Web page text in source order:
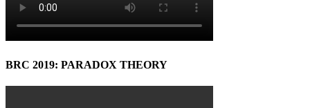
BRC 2019: PARADOX THEORY